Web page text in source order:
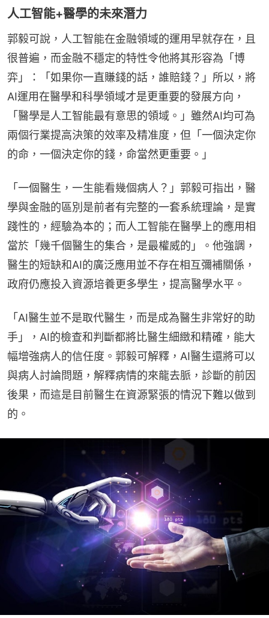
人工智能+醫學的未來潛力
郭毅可說，人工智能在金融領域的運用早就存在，且
很普遍，而金融不穩定的特性令他將其形容為「博
弈」：「如果你一直賺錢的話，誰賠錢？」所以，將
AI運用在醫學和科學領域才是更重要的發展方向，
「醫學是人工智能最有意思的領域。」雖然AI均可為
兩個行業提高決策的效率及精准度，但「一個決定你
的命，一個決定你的錢，命當然更重要。」
「一個醫生，一生能看幾個病人？」郭毅可指出，醫
學與金融的區別是前者有完整的一套系統理論，是實
踐性的，經驗為本的；而人工智能在醫學上的應用相
當於「幾千個醫生的集合，是最權威的」。他強調，
醫生的短缺和AI的廣泛應用並不存在相互彌補關係，
政府仍應投入資源培養更多學生，提高醫學水平。
「AI醫生並不是取代醫生，而是成為醫生非常好的助
手」，AI的檢查和判斷都將比醫生細緻和精確，能大
幅增強病人的信任度。郭毅可解釋，AI醫生還將可以
與病人討論問題，解釋病情的來龍去脈，診斷的前因
後果，而這是目前醫生在資源緊張的情況下難以做到
的。